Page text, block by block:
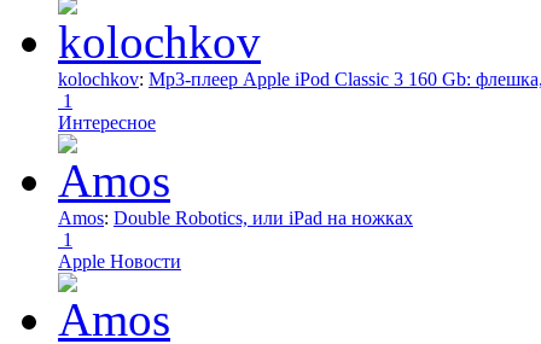
kolochkov: Mp3-плеер Apple iPod Classic 3 160 Gb:
1
Интересное
Amos: Double Robotics, или iPad на ножках
1
Apple Новости